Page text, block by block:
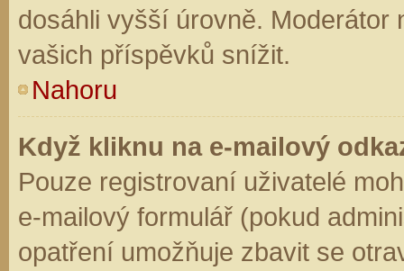
dosáhli vyšší úrovně. Moderátor
vašich příspěvků snížit.
Nahoru
Když kliknu na e-mailový
Pouze registrovaní uživatelé
e-mailový formulář (pokud
opatření umožňuje zbavit se